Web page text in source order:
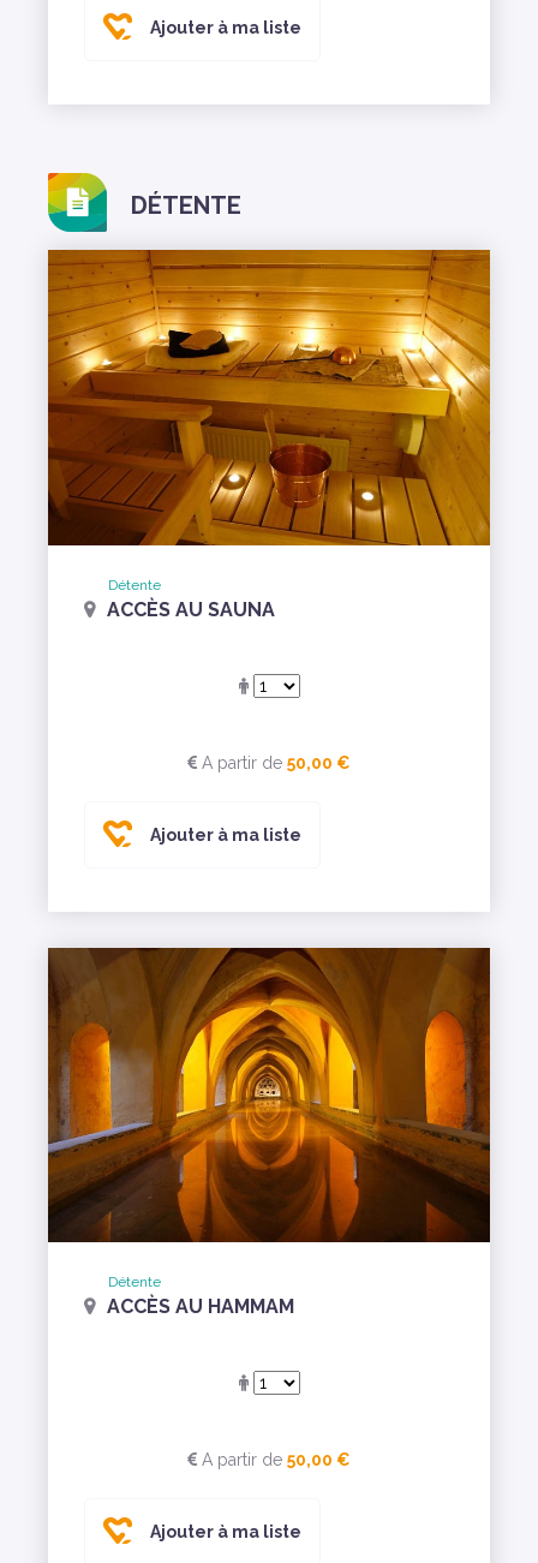
Ajouter à ma liste
DÉTENTE
Détente
ACCÈS AU SAUNA
A partir de 50,00 €
Ajouter à ma liste
Détente
ACCÈS AU HAMMAM
A partir de 50,00 €
Ajouter à ma liste